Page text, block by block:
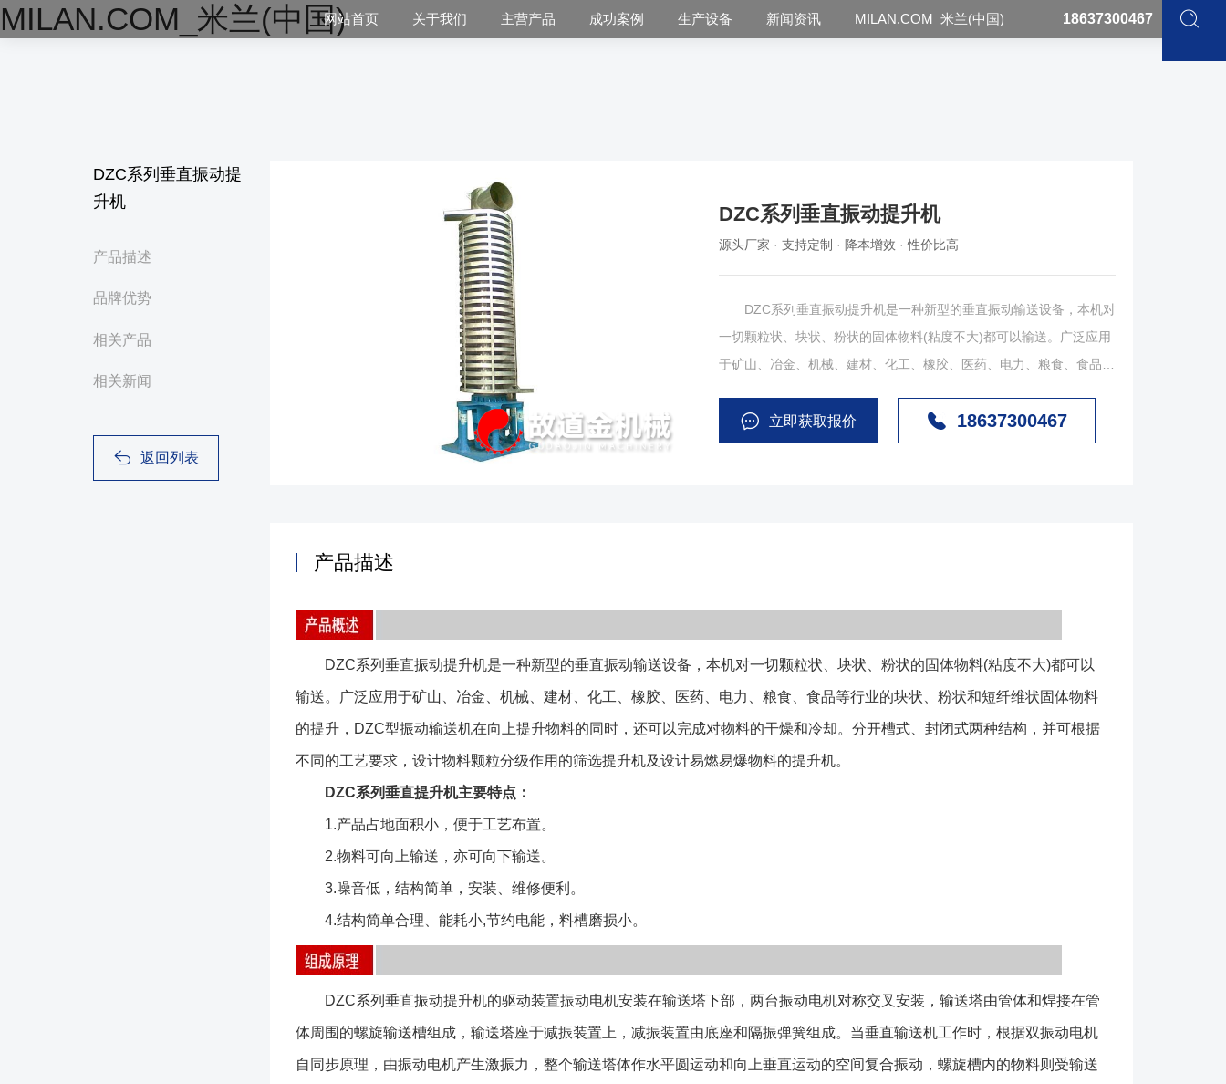
MILAN.COM_米兰(中国)网站首页 关于我们 主营产品 成功案例 生产设备 新闻资讯 MILAN.COM_米兰(中国) 18637300467
DZC系列垂直振动提
升机
产品描述
品牌优势
相关产品
相关新闻
返回列表
DZC系列垂直振动提升机
源头厂家 · 支持定制 · 降本增效 · 性价比高
DZC系列垂直振动提升机是一种新型的垂直振动输送设备，本机对
一切颗粒状、块状、粉状的固体物料(粘度不大)都可以输送。广泛应用
于矿山、冶金、机械、建材、化工、橡胶、医药、电力、粮食、食品等
上提升物料的同时，还可以完成对物料的干燥和冷却。分开槽式、封闭
式两种结构，并可根据不同的工艺要求，设计物料颗粒分级作用的筛选
安装，输送塔由管体和焊接在管体周围的螺旋输送槽组成，输送塔座于
减振装置上，减振装置由底座和隔振弹簧组成。当垂直输送机工作时，
根据双振动电机自同步原理，由振动电机产生激振力，整个输送塔体作
水平圆运动和向上垂直运动的空间复合振动，螺旋槽内的物料则受输送
槽的作用，作匀速抛掷圆运动，沿输送槽体向上运动，从而完成物料的
幅，同时具有对电机过流、过载、断相等保护功能。型号输送量输送槽
72×0.4680DZC500～2.0500140≤3.06～82×0.751010DZC550～
立即获取报价 18637300467
产品描述
DZC系列垂直振动提升机是一种新型的垂直振动输送设备，本机对一切颗粒状、块状、粉状的固体物料(粘度不大)都可以
输送。广泛应用于矿山、冶金、机械、建材、化工、橡胶、医药、电力、粮食、食品等行业的块状、粉状和短纤维状固体物料
的提升，DZC型振动输送机在向上提升物料的同时，还可以完成对物料的干燥和冷却。分开槽式、封闭式两种结构，并可根据
不同的工艺要求，设计物料颗粒分级作用的筛选提升机及设计易燃易爆物料的提升机。
DZC系列垂直提升机主要特点：
1.产品占地面积小，便于工艺布置。
2.物料可向上输送，亦可向下输送。
3.噪音低，结构简单，安装、维修便利。
4.结构简单合理、能耗小,节约电能，料槽磨损小。
DZC系列垂直振动提升机的驱动装置振动电机安装在输送塔下部，两台振动电机对称交叉安装，输送塔由管体和焊接在管
体周围的螺旋输送槽组成，输送塔座于减振装置上，减振装置由底座和隔振弹簧组成。当垂直输送机工作时，根据双振动电机
自同步原理，由振动电机产生激振力，整个输送塔体作水平圆运动和向上垂直运动的空间复合振动，螺旋槽内的物料则受输送